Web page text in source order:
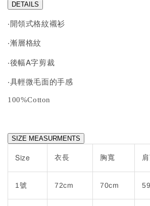
DETAILS
‧開領式格紋襯衫
‧漸層格紋
‧後幅A字剪裁
‧具輕微毛面的手感
100%Cotton
SIZE MEASURMENTS
Size 衣長 胸寬
1號 72cm 70cm